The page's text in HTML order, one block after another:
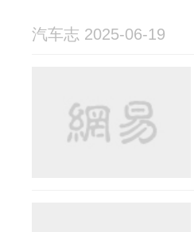
汽车志 2025-06-19